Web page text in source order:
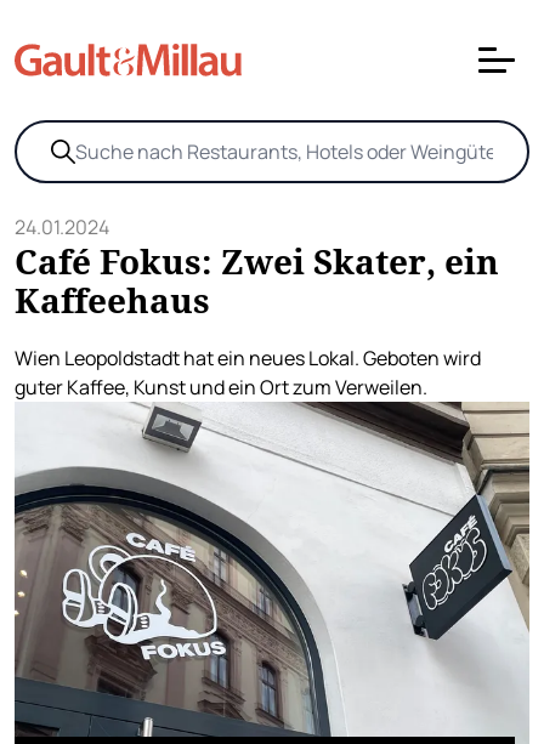
24.01.2024
Café Fokus: Zwei Skater, ein
Kaffeehaus
Wien Leopoldstadt hat ein neues Lokal. Geboten wird
guter Kaffee, Kunst und ein Ort zum Verweilen.